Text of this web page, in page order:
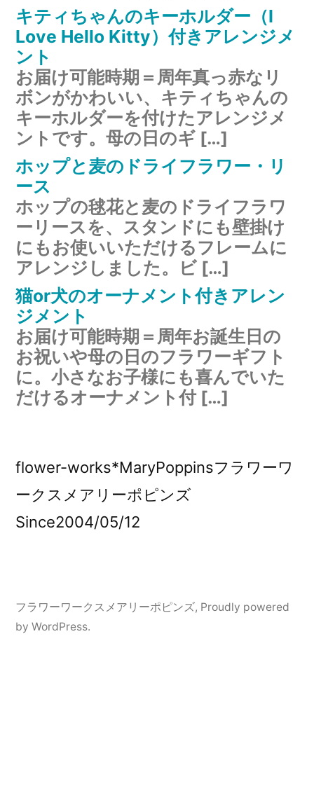
キティちゃんのキーホルダー（I
Love Hello Kitty）付きアレンジメ
ント
お届け可能時期＝周年真っ赤なリ
ボンがかわいい、キティちゃんの
キーホルダーを付けたアレンジメ
ントです。母の日のギ […]
ホップと麦のドライフラワー・リ
ース
ホップの毬花と麦のドライフラワ
ーリースを、スタンドにも壁掛け
にもお使いいただけるフレームに
アレンジしました。ビ […]
猫or犬のオーナメント付きアレン
ジメント
お届け可能時期＝周年お誕生日の
お祝いや母の日のフラワーギフト
に。小さなお子様にも喜んでいた
だけるオーナメント付 […]
flower-works*MaryPoppinsフラワーワ
ークスメアリーポピンズ
Since2004/05/12
フラワーワークスメアリーポピンズ, Proudly powered
by WordPress.